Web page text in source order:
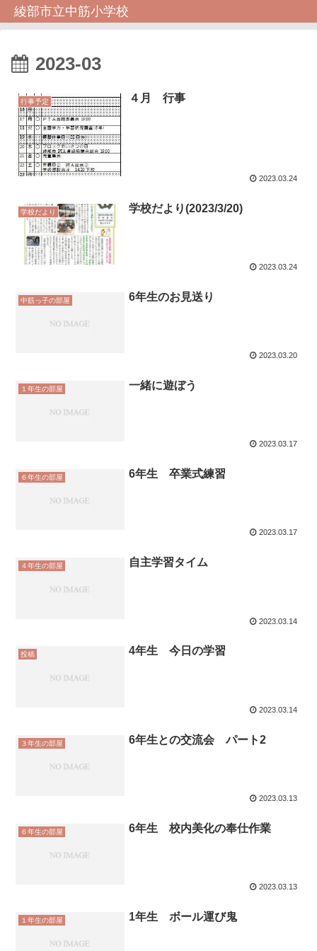
綾部市立中筋小学校
2023-03
行事予定 ４月 行事
2023.03.24
学校だより 学校だより(2023/3/20)
2023.03.24
中筋っ子の部屋 6年生のお見送り
2023.03.20
１年生の部屋 一緒に遊ぼう
2023.03.17
６年生の部屋 6年生 卒業式練習
2023.03.17
４年生の部屋 自主学習タイム
2023.03.14
投稿 4年生 今日の学習
2023.03.14
３年生の部屋 6年生との交流会 パート2
2023.03.13
６年生の部屋 6年生 校内美化の奉仕作業
2023.03.13
１年生の部屋 1年生 ボール運び鬼